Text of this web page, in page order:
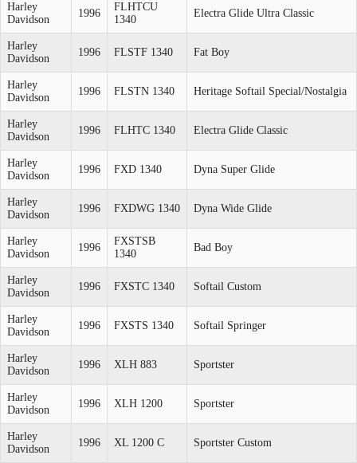
Harley
Davidson
1996
FLHTCU
1340
Electra Glide Ultra Classic
Harley
Davidson
1996 FLSTF 1340 Fat Boy
Harley
Davidson
1996 FLSTN 1340 Heritage Softail Special/Nostalgia
Harley
Davidson
1996 FLHTC 1340 Electra Glide Classic
Harley
Davidson
1996 FXD 1340 Dyna Super Glide
Harley
Davidson
1996 FXDWG 1340 Dyna Wide Glide
Harley
Davidson
1996
FXSTSB
1340
Bad Boy
Harley
Davidson
1996 FXSTC 1340 Softail Custom
Harley
Davidson
1996 FXSTS 1340 Softail Springer
Harley
Davidson
1996 XLH 883 Sportster
Harley
Davidson
1996 XLH 1200 Sportster
Harley
Davidson
1996 XL 1200 C Sportster Custom